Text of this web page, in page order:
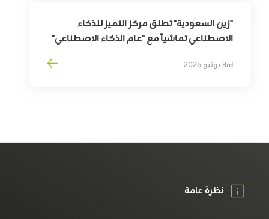
"زين السعودية" تطلق مركز التميز للذكاء
الاصطناعي تماشياً مع "عام الذكاء الاصطناعي"
3rd يونيو 2026
نظرة عامة